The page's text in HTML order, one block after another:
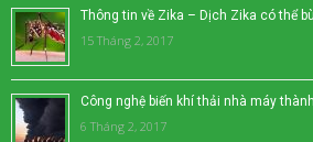
Thông tin về Zika – Dịch Zika có thể
15 Tháng 2, 2017
Công nghệ biến khí thải nhà máy
6 Tháng 2, 2017